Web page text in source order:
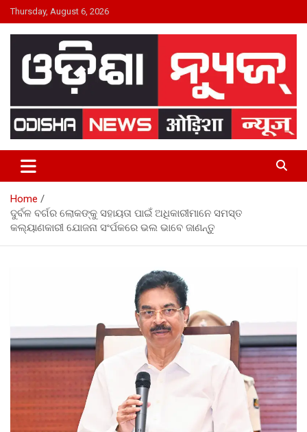
Skip
to
content
Thursday, August 6, 2026
ODISHA NEWS
Home
ଦୁର୍ବଳ ବର୍ଗର ଲୋକଙ୍କୁ ସହାୟତା ପାଇଁ ଅଧିକାରୀମାନେ ସମସ୍ତ
କଲ୍ୟାଣକାରୀ ଯୋଜନା ସଂର୍ପକରେ ଭଲ ଭାବେ ଜାଣନ୍ତୁ